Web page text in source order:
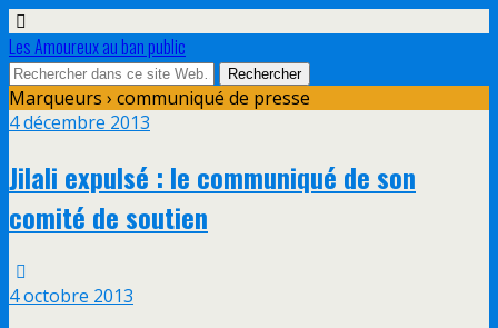
Les Amoureux au ban public
Marqueurs › communiqué de presse
4 décembre 2013
Jilali expulsé : le communiqué de son
comité de soutien
4 octobre 2013